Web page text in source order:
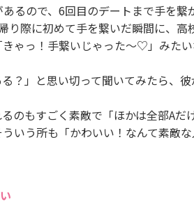
るので、6回目のデートまで手を繋
り際に初めて手を繋いだ瞬間に、高
ゃっ！手繋いじゃった～♡」みた
？」と思い切って聞いてみたら、
のもすごく素敵で「ほかは全部Aだ
いう所も「かわいい！なんて素敵な